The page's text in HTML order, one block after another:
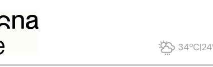
34ºC|